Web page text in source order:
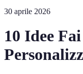
30 aprile 2026
10 Idee